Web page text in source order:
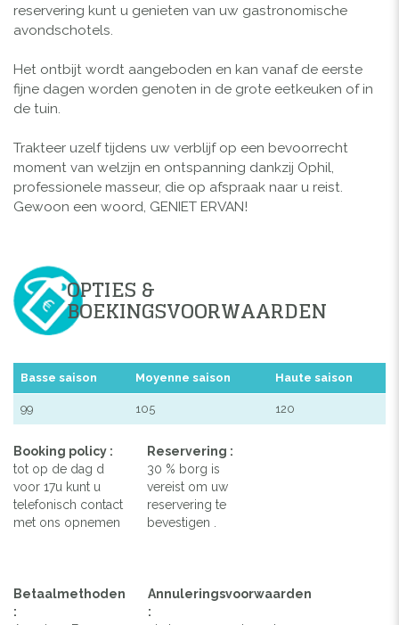
reservering kunt u genieten van uw gastronomische
avondschotels.
Het ontbijt wordt aangeboden en kan vanaf de eerste
fijne dagen worden genoten in de grote eetkeuken of in
de tuin.
Trakteer uzelf tijdens uw verblijf op een bevoorrecht
moment van welzijn en ontspanning dankzij Ophil,
professionele masseur, die op afspraak naar u reist.
Gewoon een woord, GENIET ERVAN!
OPTIES &
BOEKINGSVOORWAARDEN
Basse saison Moyenne saison Haute saison
99 105 120
Booking policy :
tot op de dag d
voor 17u kunt u
telefonisch contact
met ons opnemen
Reservering :
30 % borg is
vereist om uw
reservering te
bevestigen .
Betaalmethoden
:
Annuleringsvoorwaarden
: